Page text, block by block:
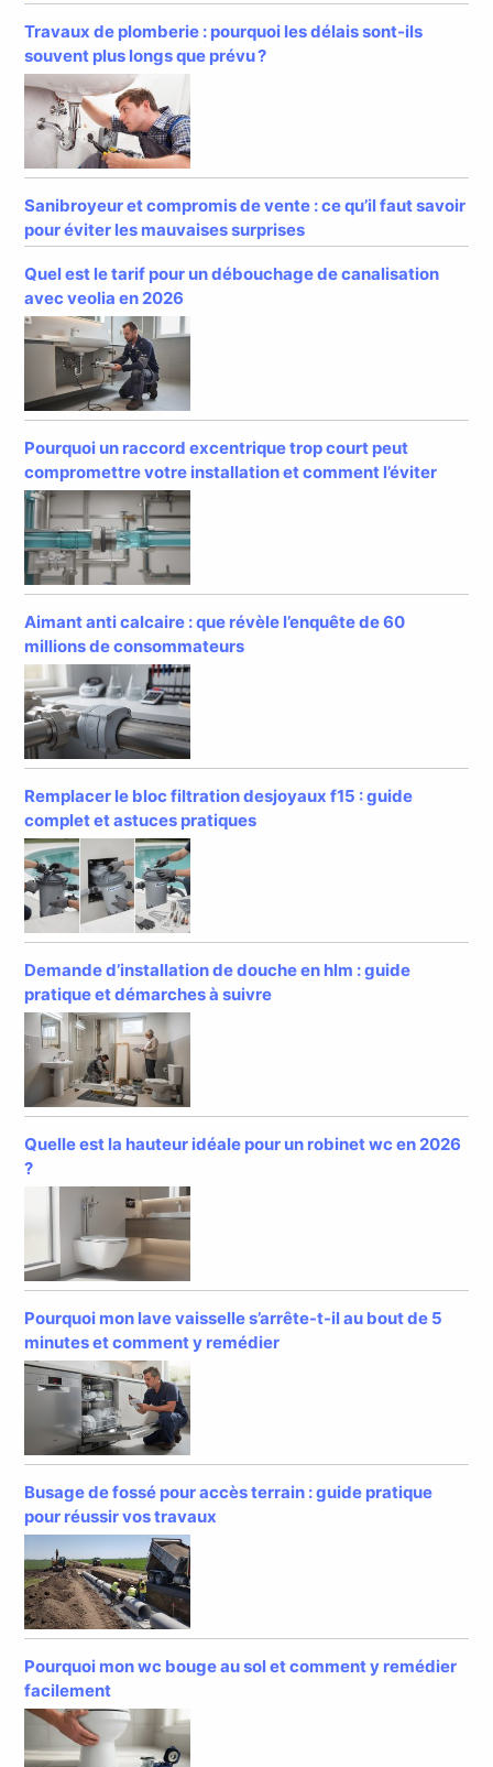
Travaux de plomberie : pourquoi les délais sont-ils
souvent plus longs que prévu ?
Sanibroyeur et compromis de vente : ce qu’il faut savoir
pour éviter les mauvaises surprises
Quel est le tarif pour un débouchage de canalisation
avec veolia en 2026
Pourquoi un raccord excentrique trop court peut
compromettre votre installation et comment l’éviter
Aimant anti calcaire : que révèle l’enquête de 60
millions de consommateurs
Remplacer le bloc filtration desjoyaux f15 : guide
complet et astuces pratiques
Demande d’installation de douche en hlm : guide
pratique et démarches à suivre
Quelle est la hauteur idéale pour un robinet wc en 2026
?
Pourquoi mon lave vaisselle s’arrête-t-il au bout de 5
minutes et comment y remédier
Busage de fossé pour accès terrain : guide pratique
pour réussir vos travaux
Pourquoi mon wc bouge au sol et comment y remédier
facilement